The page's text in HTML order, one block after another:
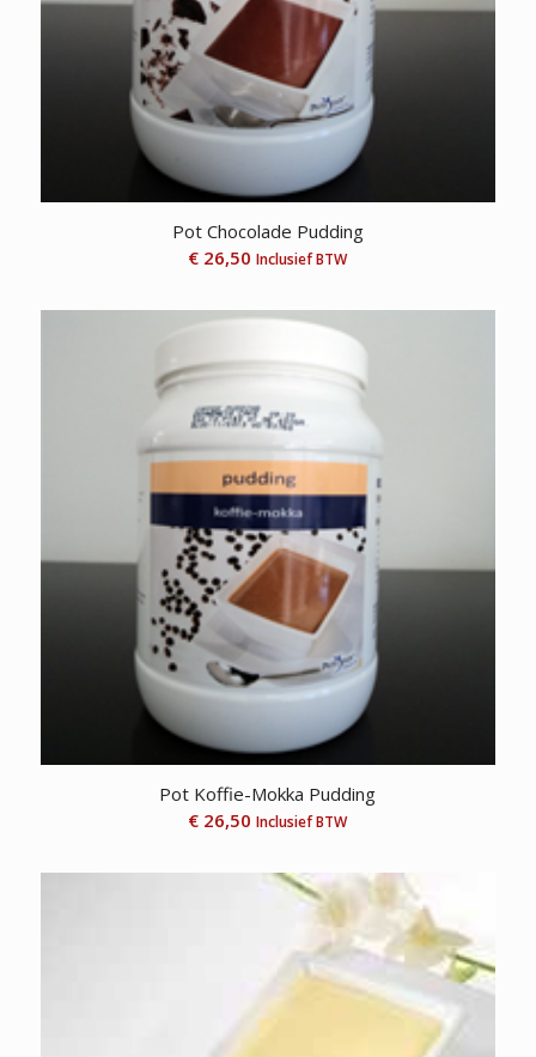
Pot Chocolade Pudding
€ 26,50 Inclusief BTW
Pot Koffie-Mokka Pudding
€ 26,50 Inclusief BTW